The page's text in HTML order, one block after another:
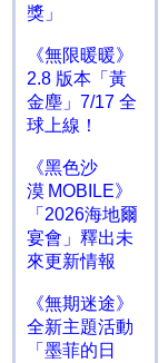
獎」
《無限暖暖》
2.8 版本「黃
金塵」7/17 全
球上線！
《黑色沙
漠 MOBILE》
「2026海地爾
宴會」釋出未
來更新情報
《無期迷途》
全新主題活動
「墨菲的日